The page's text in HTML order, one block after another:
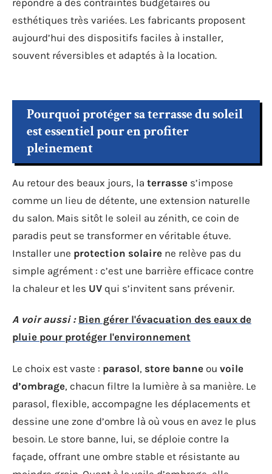
répondre à des contraintes budgétaires ou
esthétiques très variées. Les fabricants proposent
aujourd’hui des dispositifs faciles à installer,
souvent réversibles et adaptés à la location.
Pourquoi protéger sa terrasse du soleil
est essentiel pour en profiter
pleinement
Au retour des beaux jours, la terrasse s’impose
comme un lieu de détente, une extension naturelle
du salon. Mais sitôt le soleil au zénith, ce coin de
paradis peut se transformer en véritable étuve.
Installer une protection solaire ne relève pas du
simple agrément : c’est une barrière efficace contre
la chaleur et les UV qui s’invitent sans prévenir.
A voir aussi : Bien gérer l'évacuation des eaux de
pluie pour protéger l'environnement
Le choix est vaste : parasol, store banne ou voile
d’ombrage, chacun filtre la lumière à sa manière. Le
parasol, flexible, accompagne les déplacements et
dessine une zone d’ombre là où vous en avez le plus
besoin. Le store banne, lui, se déploie contre la
façade, offrant une ombre stable et résistante au